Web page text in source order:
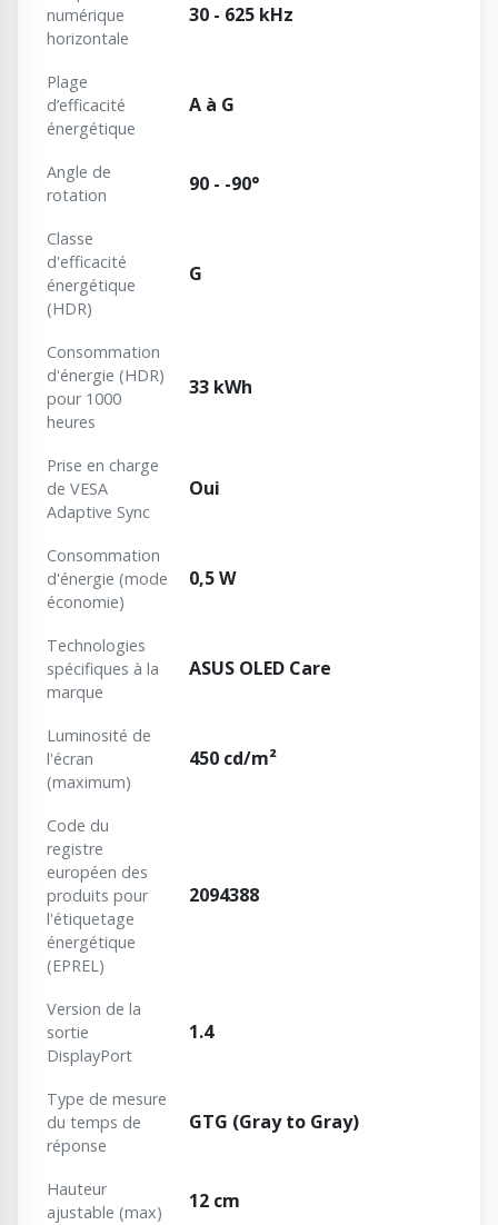
numérique
horizontale
30 - 625 kHz
Plage
d’efficacité
énergétique
A à G
Angle de
rotation
90 - -90°
Classe
d'efficacité
énergétique
(HDR)
G
Consommation
d'énergie (HDR)
pour 1000
heures
33 kWh
Prise en charge
de VESA
Adaptive Sync
Oui
Consommation
d'énergie (mode
économie)
0,5 W
Technologies
spécifiques à la
marque
ASUS OLED Care
Luminosité de
l'écran
(maximum)
450 cd/m²
Code du
registre
européen des
produits pour
l'étiquetage
énergétique
(EPREL)
2094388
Version de la
sortie
DisplayPort
1.4
Type de mesure
du temps de
réponse
GTG (Gray to Gray)
Hauteur
ajustable (max)
12 cm